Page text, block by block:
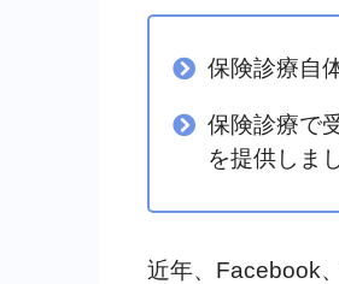
保険診療自
保険診療で
を提供しま
近年、Facebook